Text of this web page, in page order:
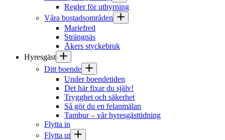
Regler för uthyrning
Våra bostadsområden
Mariefred
Strängnäs
Åkers styckebruk
Hyresgäst
Ditt boende
Under boendetiden
Det här fixar du själv!
Trygghet och säkerhet
Så gör du en felanmälan
Tambur – vår hyresgästtidning
Flytta in
Flytta ut